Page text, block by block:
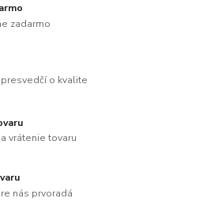
zadarmo
presvedčí o kvalite
vrátenie tovaru
nás prvoradá